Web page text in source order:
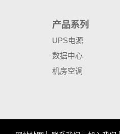
产品系列
UPS电源
数据中心
机房空调